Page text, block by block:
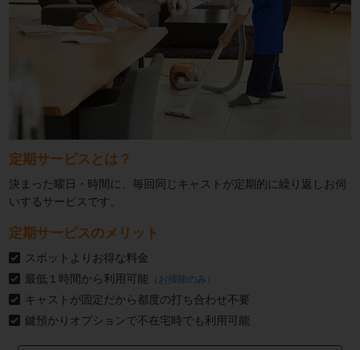
定期サービスとは？
決まった曜日・時間に、毎回同じキャストが定期的に繰り返しお伺
いするサービスです。
定期サービスのメリット
スポットよりお得な料金
最低１時間から利用可能 （お掃除のみ）
キャストが固定だから都度の打ち合わせ不要
鍵預かりオプションで不在宅時でも利用可能